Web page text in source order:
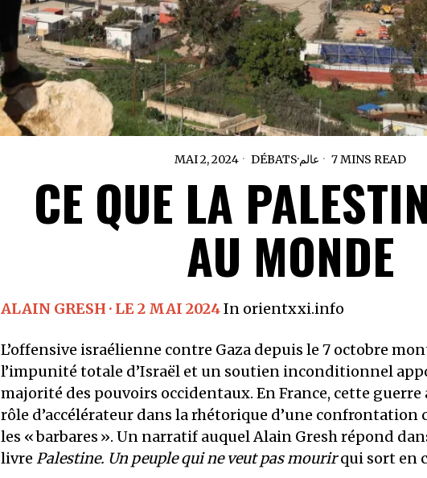
MAI 2, 2024 DÉBATS·عالم 7 MINS READ
CE QUE LA
AU MONDE
ALAIN GRESH · LE 2 MAI 2024In orientxxi.info
L’offensive israélienne contre Gaza depuis le 7 octobre
l’impunité totale d’Israël et un soutien inconditionnel
majorité des pouvoirs occidentaux. En France, cette
rôle d’accélérateur dans la rhétorique d’une
les «barbares ». Un narratif auquel Alain Gresh répond
livre Palestine. Un peuple qui ne veut pas mourirqui sort en